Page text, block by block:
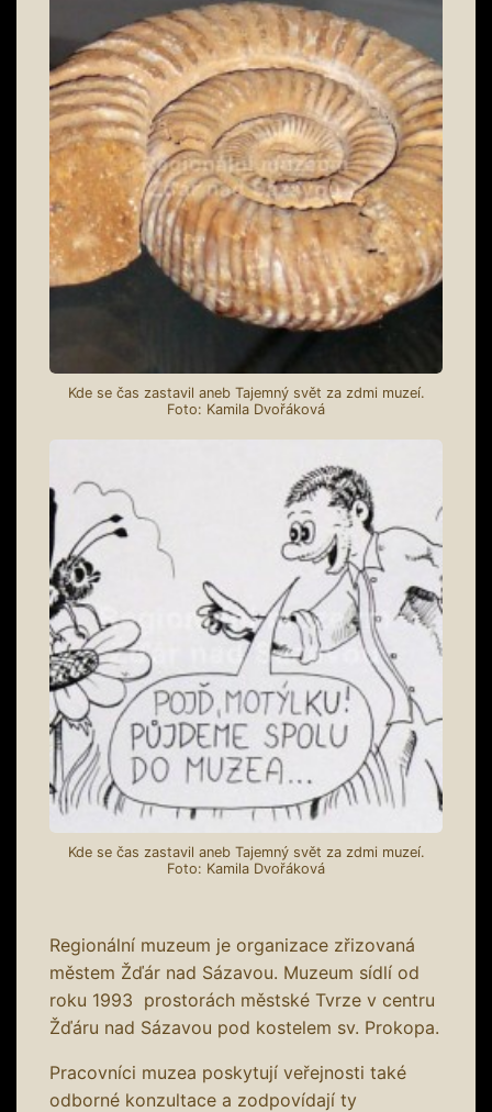
Kde se čas zastavil aneb Tajemný svět za zdmi muzeí.
Foto: Kamila Dvořáková
Kde se čas zastavil aneb Tajemný svět za zdmi muzeí.
Foto: Kamila Dvořáková
Regionální muzeum je organizace zřizovaná
městem Žďár nad Sázavou. Muzeum sídlí od
roku 1993 prostorách městské Tvrze v centru
Žďáru nad Sázavou pod kostelem sv. Prokopa.
Pracovníci muzea poskytují veřejnosti také
odborné konzultace a zodpovídají ty